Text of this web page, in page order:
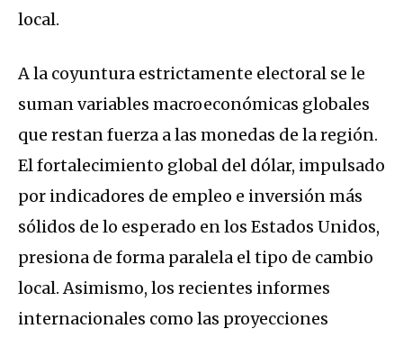
local.
A la coyuntura estrictamente electoral se le
suman variables macroeconómicas globales
que restan fuerza a las monedas de la región.
El fortalecimiento global del dólar, impulsado
por indicadores de empleo e inversión más
sólidos de lo esperado en los Estados Unidos,
presiona de forma paralela el tipo de cambio
local. Asimismo, los recientes informes
internacionales como las proyecciones